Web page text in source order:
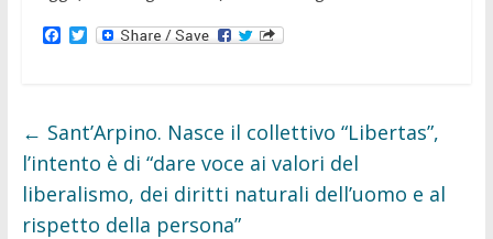
F
o
o
k
T
e
r
← Sant’Arpino. Nasce il collettivo “Libertas”,
l’intento è di “dare voce ai valori del
liberalismo, dei diritti naturali dell’uomo e al
rispetto della persona”